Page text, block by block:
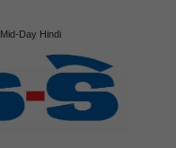
Mid-Day Hindi